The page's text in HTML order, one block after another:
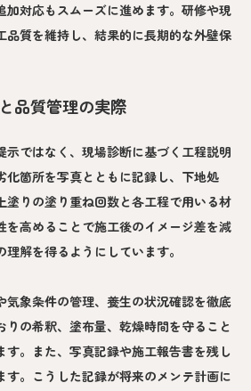
加対応もスムーズに進めます。研修や現
品質を維持し、結果的に長期的な外壁保
品質管理の実際
示ではなく、現場診断に基づく工程説明
化箇所を写真とともに記録し、下地処
塗りの塗り重ね回数と各工程で用いる材
を高めることで施工後のイメージ差を減
解を得るようにしています。
気象条件の管理、養生の状況確認を徹底
りの希釈、塗布量、乾燥時間を守ること
す。また、写真記録や施工報告書を残し
す。こうした記録が将来のメンテ計画に